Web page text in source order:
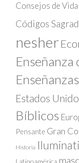
Consejos de Vida
Códigos
nesher
Enseñanza
Enseñanzas
Estados
Bíblicos
Pensante Gran
Historia